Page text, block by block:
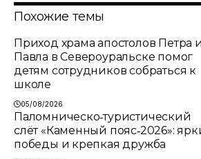
Похожие темы
Приход храма апостолов Петра и
Павла в Североуральске помог
детям сотрудников собраться к
школе
05/08/2026
Паломническо‑туристический
слёт «Каменный пояс‑2026»:
победы и крепкая дружба